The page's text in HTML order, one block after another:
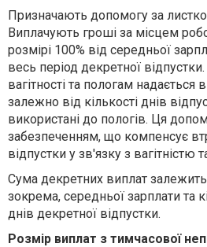
Призначають допомогу за
Виплачують гроші за місцем
розмірі 100% від середньої
весь період декретної
вагітності та пологам надається
залежно від кількості днів
використані до пологів. Ця
забезпеченням, що компенсує
відпустки у зв'язку з вагітністю
Сума декретних виплат залежить
зокрема, середньої зарплати та
днів декретної відпустки.
Розмір виплат з тимчасової